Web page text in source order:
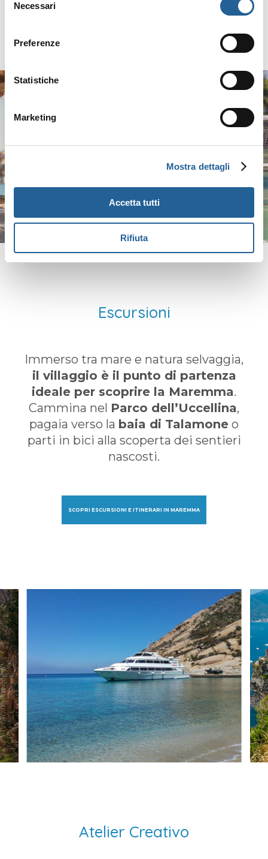
delNecessari
Preferenze
Statistiche
Marketing
Mostra dettagli
Accetta tutti
Rifiuta
Escursioni
Immerso tra mare e natura selvaggia,
il villaggio è il punto di partenza
ideale per scoprire la Maremma.
Cammina nel Parco dell’Uccellina,
pagaia verso la baia di Talamone o
parti in bici alla scoperta dei sentieri
nascosti.
SCOPRI ESCURSIONI E ITINERARI IN MAREMMA
Atelier Creativo